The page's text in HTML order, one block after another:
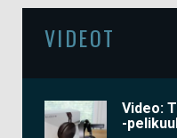
VIDEOT
Video:
-